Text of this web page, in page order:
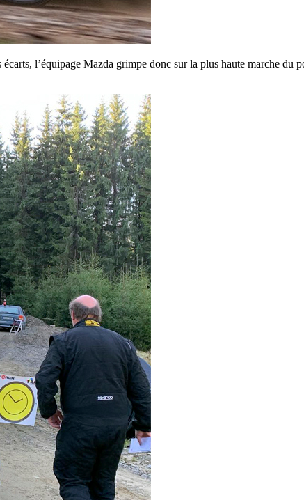
l’équipage Mazda grimpe donc sur la plus haute marche du